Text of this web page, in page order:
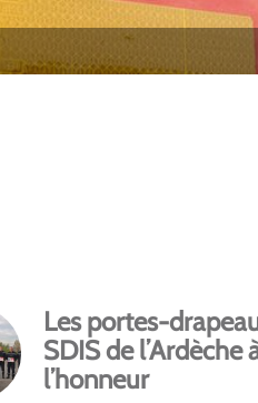
pompiers
Les chiffres clés
pompier?
Devenir
Les portes-
SDIS de l’Ardèche
l’honneur